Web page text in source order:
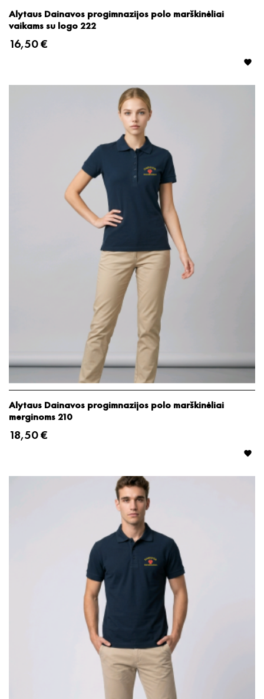
Alytaus Dainavos progimnazijos polo marškinėliai
vaikams su logo 222
16,50 €

Alytaus Dainavos progimnazijos polo marškinėliai
merginoms 210
18,50 €
